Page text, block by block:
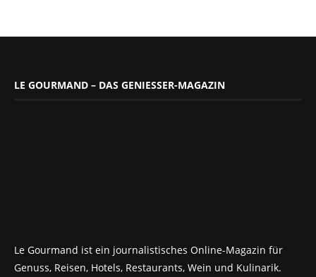
LE GOURMAND – DAS GENIESSER-MAGAZIN
Le Gourmand ist ein journalistisches Online-Magazin für
Genuss, Reisen, Hotels, Restaurants, Wein und Kulinarik.